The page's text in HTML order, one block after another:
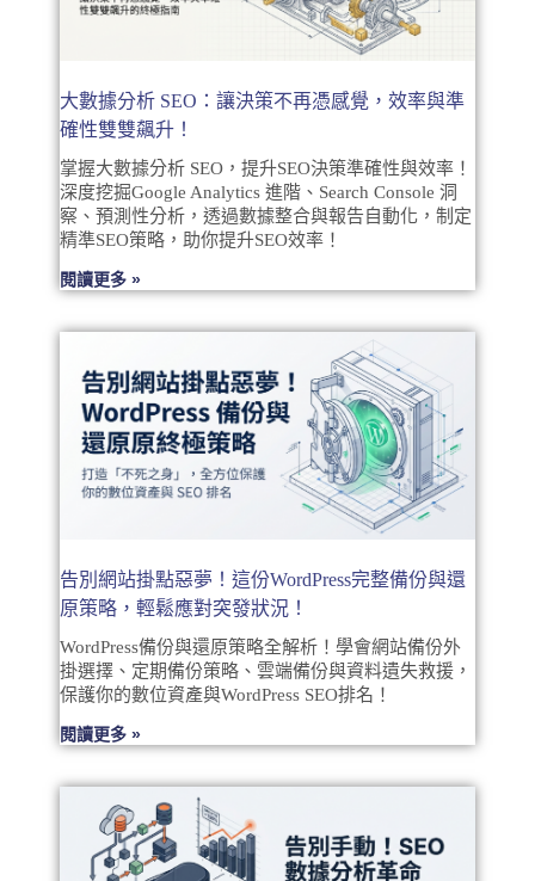
大數據分析 SEO：讓決策不再憑感覺，效率與準
確性雙雙飆升！
掌握大數據分析 SEO，提升SEO決策準確性與效率！
深度挖掘Google Analytics 進階、Search Console 洞
察、預測性分析，透過數據整合與報告自動化，制定
精準SEO策略，助你提升SEO效率！
閱讀更多 »
告別網站掛點惡夢！這份WordPress完整備份與還
原策略，輕鬆應對突發狀況！
WordPress備份與還原策略全解析！學會網站備份外
掛選擇、定期備份策略、雲端備份與資料遺失救援，
保護你的數位資產與WordPress SEO排名！
閱讀更多 »